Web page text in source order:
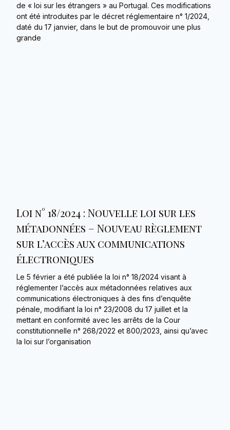
de « loi sur les étrangers » au Portugal. Ces modifications
ont été introduites par le décret réglementaire n° 1/2024,
daté du 17 janvier, dans le but de promouvoir une plus
grande
Loi n° 18/2024 : Nouvelle loi sur les
métadonnées – Nouveau règlement
sur l’accès aux communications
électroniques
Le 5 février a été publiée la loi n° 18/2024 visant à
réglementer l’accès aux métadonnées relatives aux
communications électroniques à des fins d’enquête
pénale, modifiant la loi n° 23/2008 du 17 juillet et la
mettant en conformité avec les arrêts de la Cour
constitutionnelle n° 268/2022 et 800/2023, ainsi qu’avec
la loi sur l’organisation